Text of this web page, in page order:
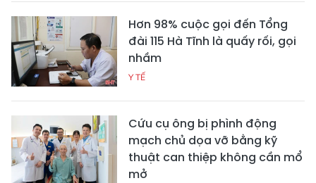
Hơn 98% cuộc gọi đến Tổng
đài 115 Hà Tĩnh là quấy rối, gọi
nhầm
Y TẾ
Cứu cụ ông bị phình động
mạch chủ dọa vỡ bằng kỹ
thuật can thiệp không cần mổ
mở